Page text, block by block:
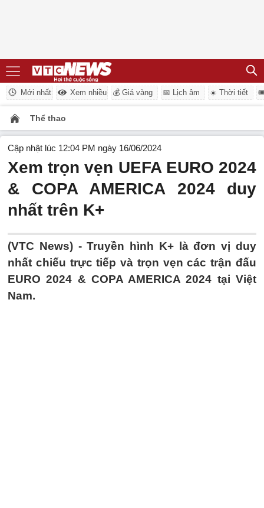
Mới nhất Xem nhiều 💰 Giá vàng 📅 Lịch âm ☀️ Thời tiết
Thể thao
Cập nhật lúc 12:04 PM ngày 16/06/2024
Xem trọn vẹn UEFA EURO 2024
& COPA AMERICA 2024 duy
nhất trên K+
(VTC News) -Truyền hình K+ là đơn vị duy
nhất chiếu trực tiếp và trọn vẹn các trận đấu
EURO 2024 & COPA AMERICA 2024 tại Việt
Nam.